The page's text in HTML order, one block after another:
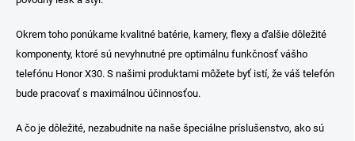
s
u
Okrem toho ponúkame kvalitné batérie, kamery, flexy a ďalšie dôležité
komponenty, ktoré sú nevyhnutné pre optimálnu funkčnosť vášho
telefónu Honor X30. S našimi produktami môžete byť istí, že váš telefón
bude pracovať s maximálnou účinnosťou.
A čo je dôležité, nezabudnite na naše špeciálne príslušenstvo, ako sú